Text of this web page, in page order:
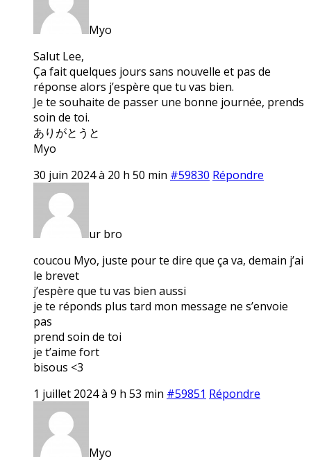
Myo
Salut Lee,
Ça fait quelques jours sans nouvelle et pas de
réponse alors j’espère que tu vas bien.
Je te souhaite de passer une bonne journée, prends
soin de toi.
ありがとうと
Myo
30 juin 2024 à 20 h 50 min #59830 Répondre
ur bro
coucou Myo, juste pour te dire que ça va, demain j’ai
le brevet
j’espère que tu vas bien aussi
je te réponds plus tard mon message ne s’envoie
pas
prend soin de toi
je t’aime fort
bisous <3
1 juillet 2024 à 9 h 53 min #59851 Répondre
Myo